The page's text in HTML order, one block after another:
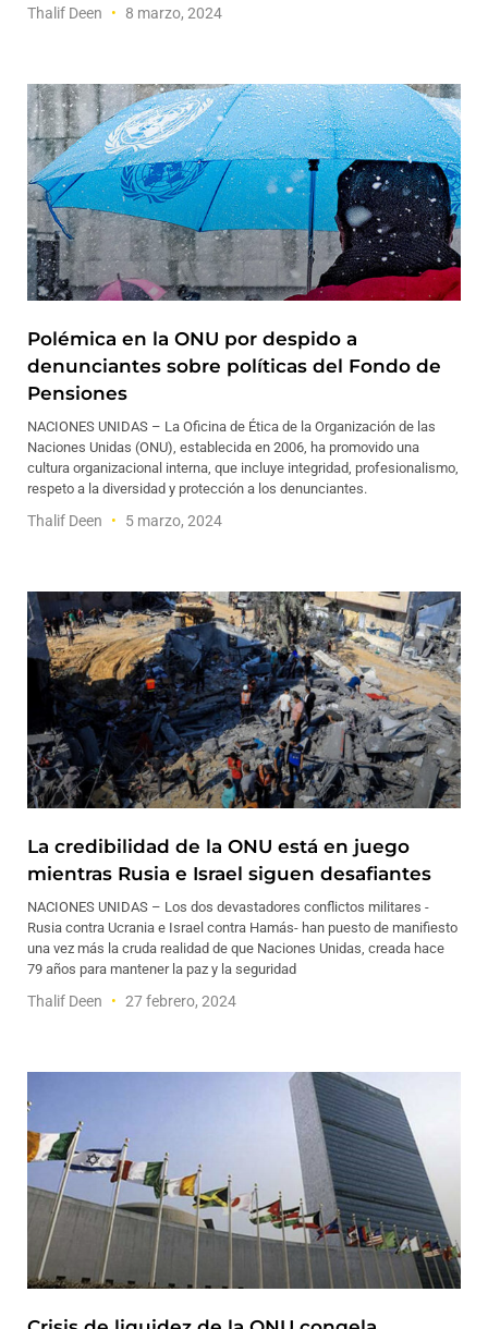
Thalif Deen 8 marzo, 2024
Polémica en la ONU por despido a
denunciantes sobre políticas del Fondo de
Pensiones
NACIONES UNIDAS – La Oficina de Ética de la Organización de las
Naciones Unidas (ONU), establecida en 2006, ha promovido una
cultura organizacional interna, que incluye integridad, profesionalismo,
respeto a la diversidad y protección a los denunciantes.
Thalif Deen 5 marzo, 2024
La credibilidad de la ONU está en juego
mientras Rusia e Israel siguen desafiantes
NACIONES UNIDAS – Los dos devastadores conflictos militares -
Rusia contra Ucrania e Israel contra Hamás- han puesto de manifiesto
una vez más la cruda realidad de que Naciones Unidas, creada hace
79 años para mantener la paz y la seguridad
Thalif Deen 27 febrero, 2024